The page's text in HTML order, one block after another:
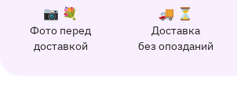
Почему выбирают Флорео
К каждому заказу прилагается:
Фото перед
доставкой
📷 💐
Доставка
без опозданий
🚚 ⏳
Качественный сервис
162 отзыва с оценкой 5.0 ⭐